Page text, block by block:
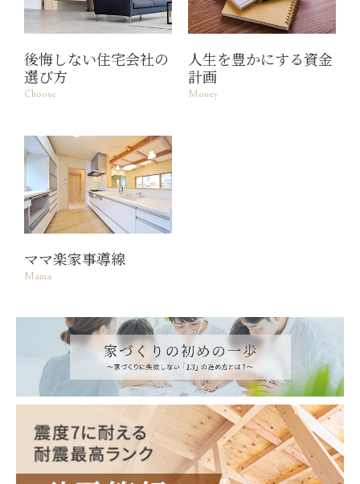
後悔しない住宅会社の
選び方
Choose
人生を豊かにする資金
計画
Money
ママ楽家事導線
Mama